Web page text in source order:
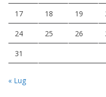
17 18 19
24 25 26
31
« Lug